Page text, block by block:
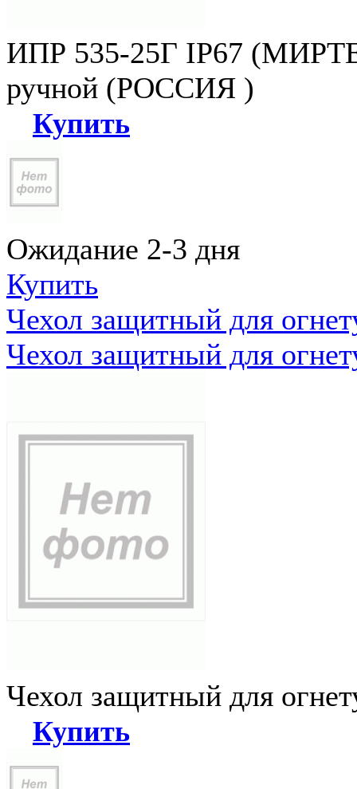
ИПР 535-25Г IP67
ручной (РОССИЯ )
Купить
Ожидание 2-3 дня
Купить
Чехол защитный для
Чехол защитный для
Чехол защитный для
Купить